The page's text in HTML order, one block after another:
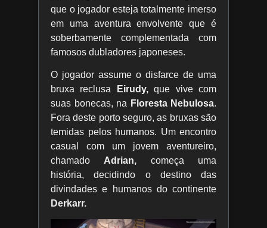
que o jogador esteja totalmente imerso
em uma aventura envolvente que é
soberbamente complementada com
famosos dubladores japoneses.
O jogador assume o disfarce de uma
bruxa reclusa
Eirudy,que vive com
suas bonecas, na Floresta Nebulosa.
Fora deste porto seguro, as bruxas são
temidas pelos humanos. Um encontro
casual com um jovem aventureiro,
chamado Adrian, começa uma
história, decidindo o destino das
divindades e humanos do continente
Derkarr.